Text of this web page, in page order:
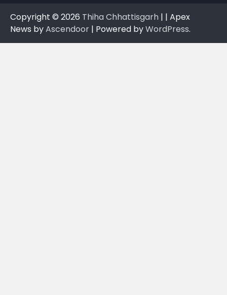
Copyright © 2026 Thiha Chhattisgarh | | Apex
News byAscendoor | Powered byWordPress.